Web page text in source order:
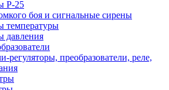
Р-25
боя и сигнальные сирены
температуры
давления
регуляторы, преобразователи, реле,